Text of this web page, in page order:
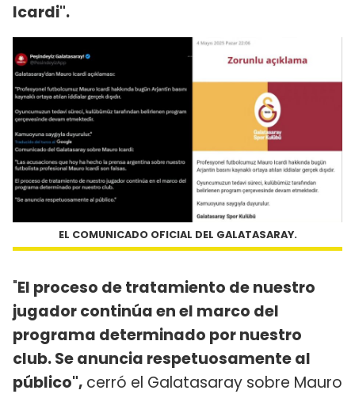
Icardi".
EL COMUNICADO OFICIAL DEL GALATASARAY.
"El proceso de tratamiento de nuestro
jugador continúa en el marco del
programa determinado por nuestro
club. Se anuncia respetuosamente al
público", cerró el Galatasaray sobre Mauro